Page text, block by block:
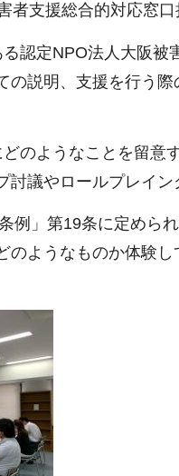
支援総合的対応窓
認定NPO法人大阪
説明、支援を行う
のようなことを留
議やロールプレイン
」第19条に定めら
ようなものか体験